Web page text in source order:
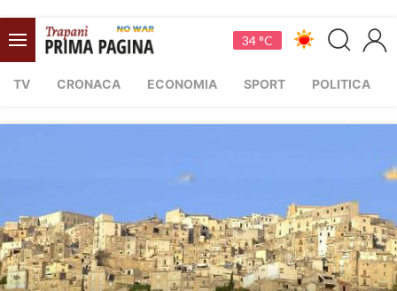
34 °C
TV CRONACA ECONOMIA SPORT POLITICA